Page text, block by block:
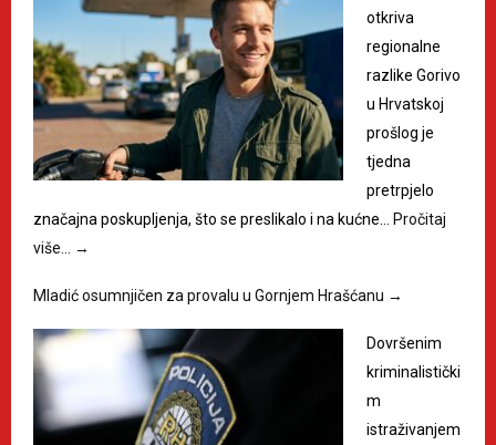
otkriva
regionalne
razlike Gorivo
u Hrvatskoj
prošlog je
tjedna
pretrpjelo
značajna poskupljenja, što se preslikalo i na kućne… Pročitaj
više… →
Mladić osumnjičen za provalu u Gornjem Hrašćanu →
Dovršenim
kriminalistički
m
istraživanjem